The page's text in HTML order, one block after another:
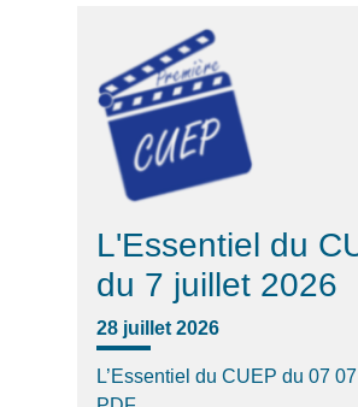
L'Essentiel du
du 7 juillet 2026
28 juillet 2026
L’Essentiel du CUEP du 07